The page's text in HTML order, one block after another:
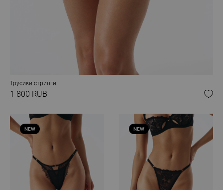
Трусики стринги
1 800 RUB
NEW NEW